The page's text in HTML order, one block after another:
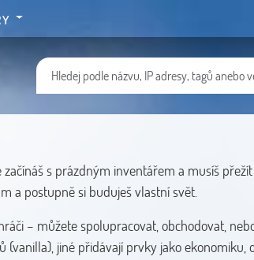
s prázdným inventářem a musíš
a postupně si buduješ vlastní svět.
– můžete spolupracovat, obchodovat,
(vanilla), jiné přidávají prvky jako